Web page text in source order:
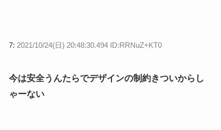
7: 2021/10/24(日) 20:48:30.494 ID:RRNuZ+KT0
今は安全うんたらでデザインの制約きついからし
ゃーない